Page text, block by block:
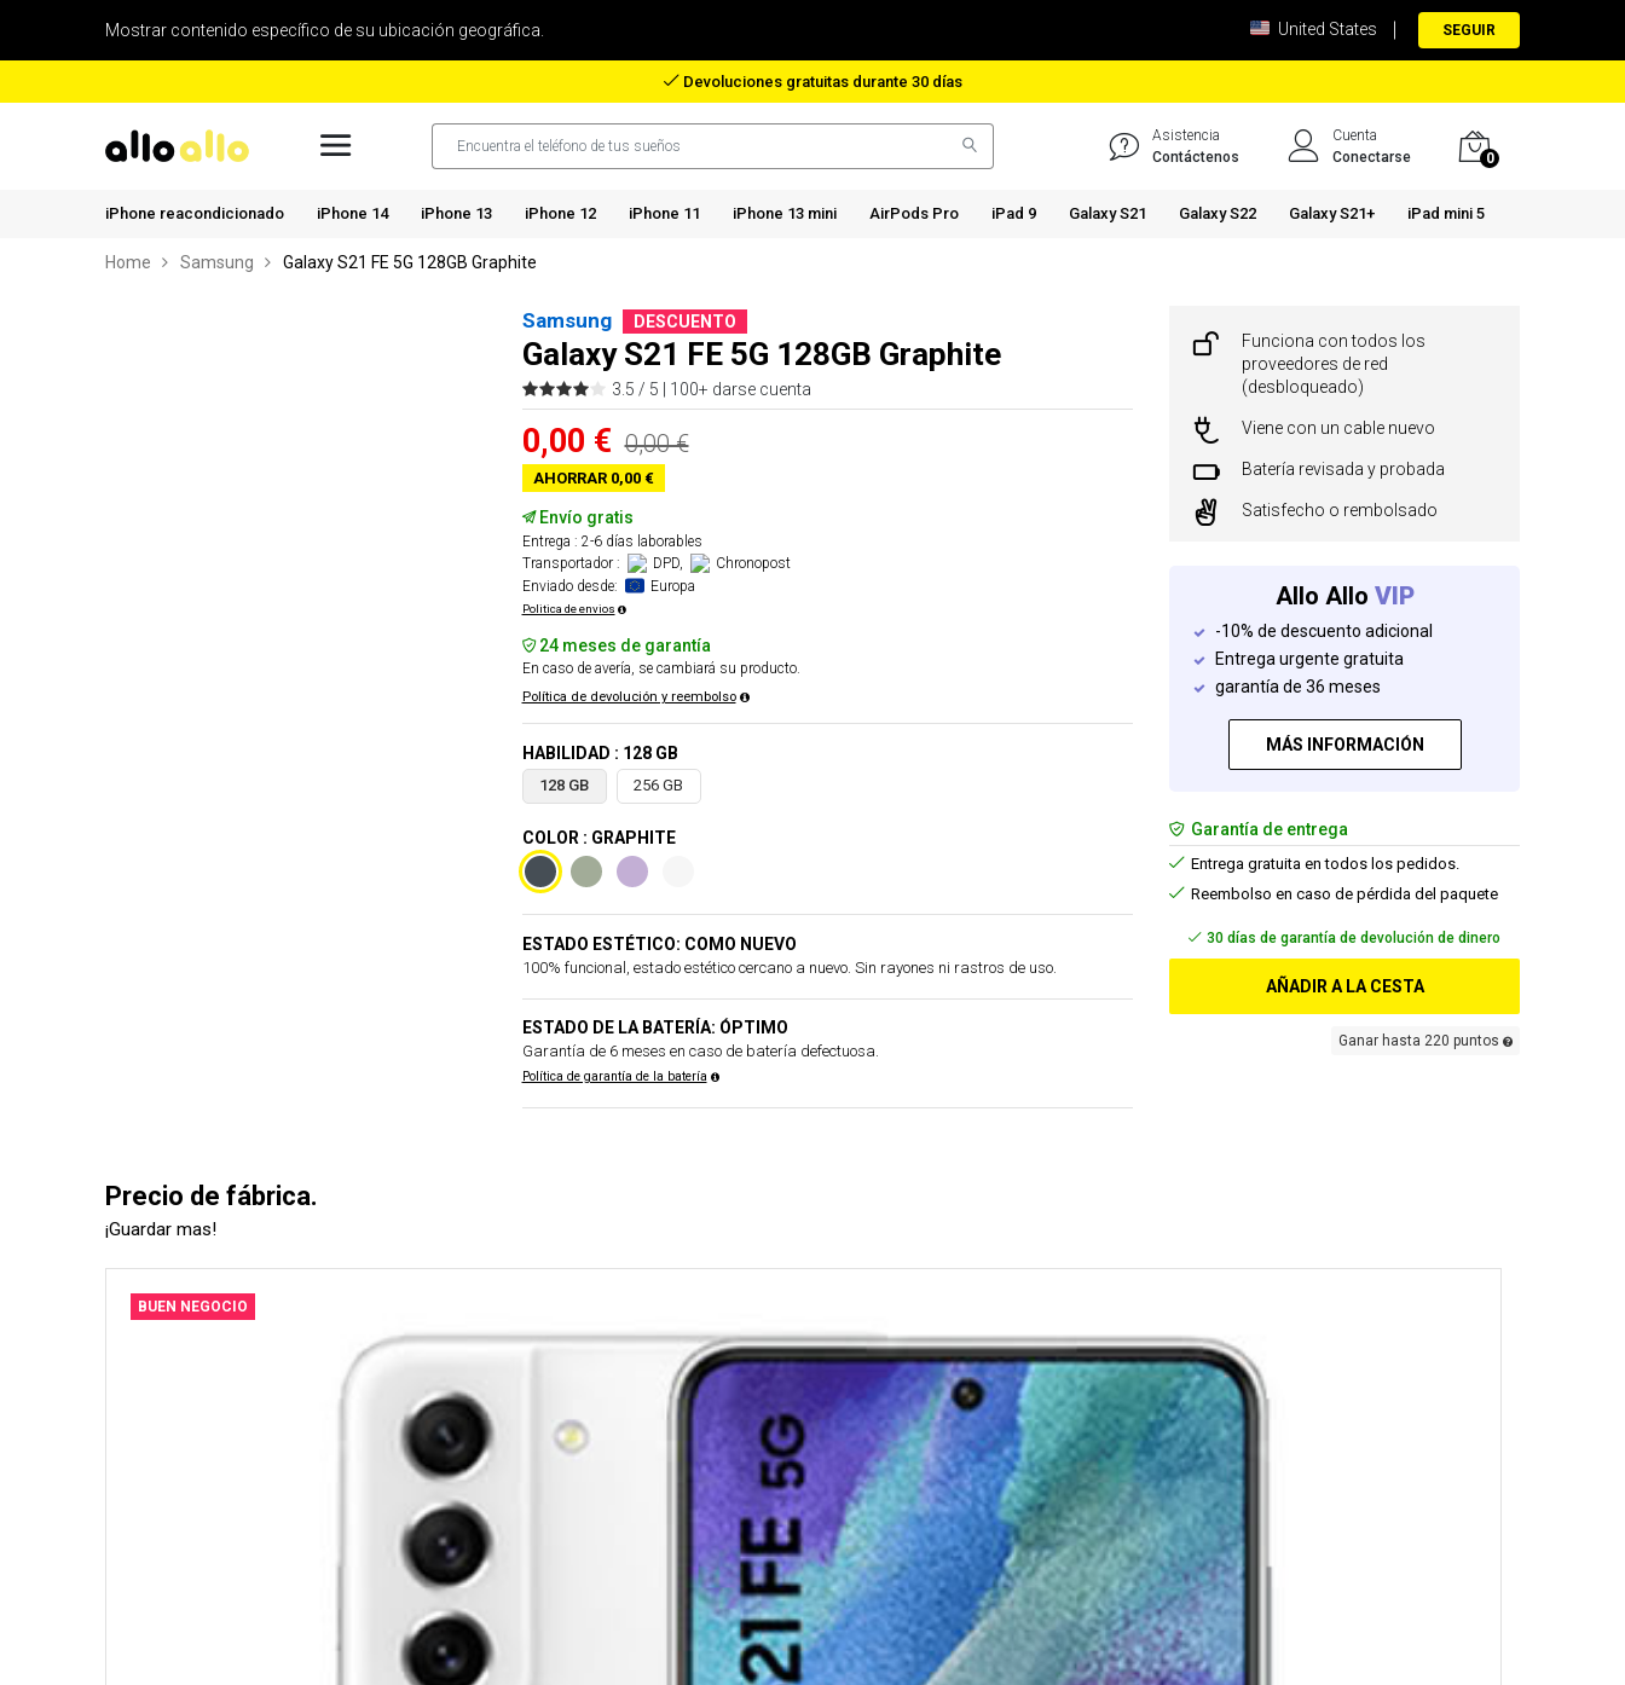
Mostrar contenido específico de su ubicación geográfica. United States SEGUIR
Reembolso en caso de pérdida del paquete
Asistencia
Contáctenos
Cuenta
Conectarse
0
iPhone reacondicionado iPhone 14 iPhone 13 iPhone 12 iPhone 11 iPhone 13 mini AirPods Pro iPad 9 Galaxy S21 Galaxy S22 Galaxy S21+ iPad mini 5
Home Samsung Galaxy S21 FE 5G 128GB Graphite
Samsung DESCUENTO
Galaxy S21 FE 5G 128GB Graphite
3.5 / 5 | 100+ darse cuenta
0,00 € 0,00 €
AHORRAR 0,00 €
Envío gratis
Entrega : 2-6 días laborables
Transportador :
DPD,
Chronopost
Enviado desde:
Europa
Politica de envios
24 meses de garantía
En caso de avería, se cambiará su producto.
Política de devolución y reembolso
HABILIDAD : 128 GB
128 GB 256 GB
COLOR : GRAPHITE
ESTADO ESTÉTICO: COMO NUEVO
100% funcional, estado estético cercano a nuevo. Sin rayones ni rastros de uso.
ESTADO DE LA BATERÍA: ÓPTIMO
Garantía de 6 meses en caso de batería defectuosa.
Política de garantía de la batería
Funciona con todos los
proveedores de red
(desbloqueado)
Viene con un cable nuevo
Batería revisada y probada
Satisfecho o rembolsado
Allo Allo VIP
-10% de descuento adicional
Entrega urgente gratuita
garantía de 36 meses
MÁS INFORMACIÓN
Garantía de entrega
Entrega gratuita en todos los pedidos.
Reembolso en caso de pérdida del paquete
Envío gratis
AÑADIR A LA CESTA
Ganar hasta 220 puntos
Precio de fábrica.
¡Guardar mas!
BUEN NEGOCIO